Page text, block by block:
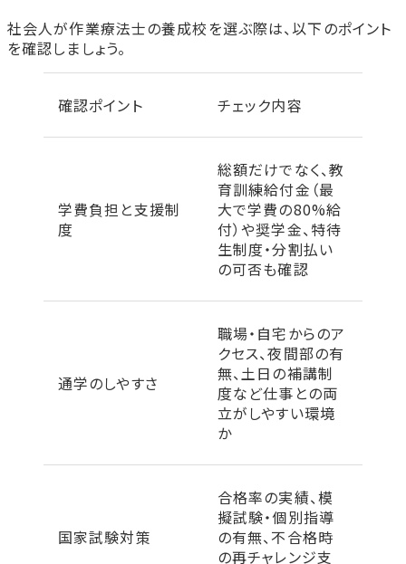
社会人が作業療法士の養成校を選ぶ際は、以下のポイント
を確認しましょう。
確認ポイント チェック内容
学費負担と支援制
度
総額だけでなく、教
育訓練給付金（最
大で学費の80%給
付）や奨学金、特待
生制度・分割払い
の可否も確認
通学のしやすさ
職場・自宅からのア
クセス、夜間部の有
無、土日の補講制
度など仕事との両
立がしやすい環境
か
国家試験対策
合格率の実績、模
擬試験・個別指導
の有無、不合格時
の再チャレンジ支